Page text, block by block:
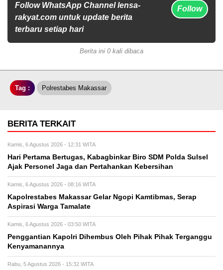
Follow WhatsApp Channel lensa-
rakyat.com untuk update berita
terbaru setiap hari
Follow
Berita ini 0 kali dibaca
Tag : Polrestabes Makassar
BERITA TERKAIT
Kamis, 6 Agustus 2026 - 12:31 WITA
Hari Pertama Bertugas, Kabagbinkar Biro SDM Polda Sulsel
Ajak Personel Jaga dan Pertahankan Kebersihan
Kamis, 6 Agustus 2026 - 08:16 WITA
Kapolrestabes Makassar Gelar Ngopi Kamtibmas, Serap
Aspirasi Warga Tamalate
Kamis, 6 Agustus 2026 - 03:50 WITA
Penggantian Kapolri Dihembus Oleh Pihak Pihak Terganggu
Kenyamanannya
Rabu, 5 Agustus 2026 - 15:32 WITA